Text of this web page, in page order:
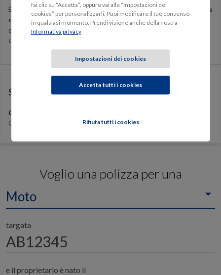
È un’importante garanzia che fornisce l’assistenza e la copertura
delle spese legali necessarie per ottenere il risarcimento dei
danni subiti nonché per la difesa penale, nelle situazioni in cui sei
coinvolto come conducente del veicolo o come pedone o ciclista.
Set Informativo Polizza Moto GenialClick
Consulta e scarica il Set Informativo
GenialClick.
Voglio una polizza per una
Moto
targata
e il proprietario è nato il
fai clic su “Accetta”, oppure vai alle “Impostazioni dei
cookies” per personalizzarli. Puoi modificare il tuo consenso
in qualsiasi momento. Prendi visione anche della nostra
Informativa privacy
Rifiuta tutti i cookies
Impostazioni dei cookies
Accetta tutti i cookies